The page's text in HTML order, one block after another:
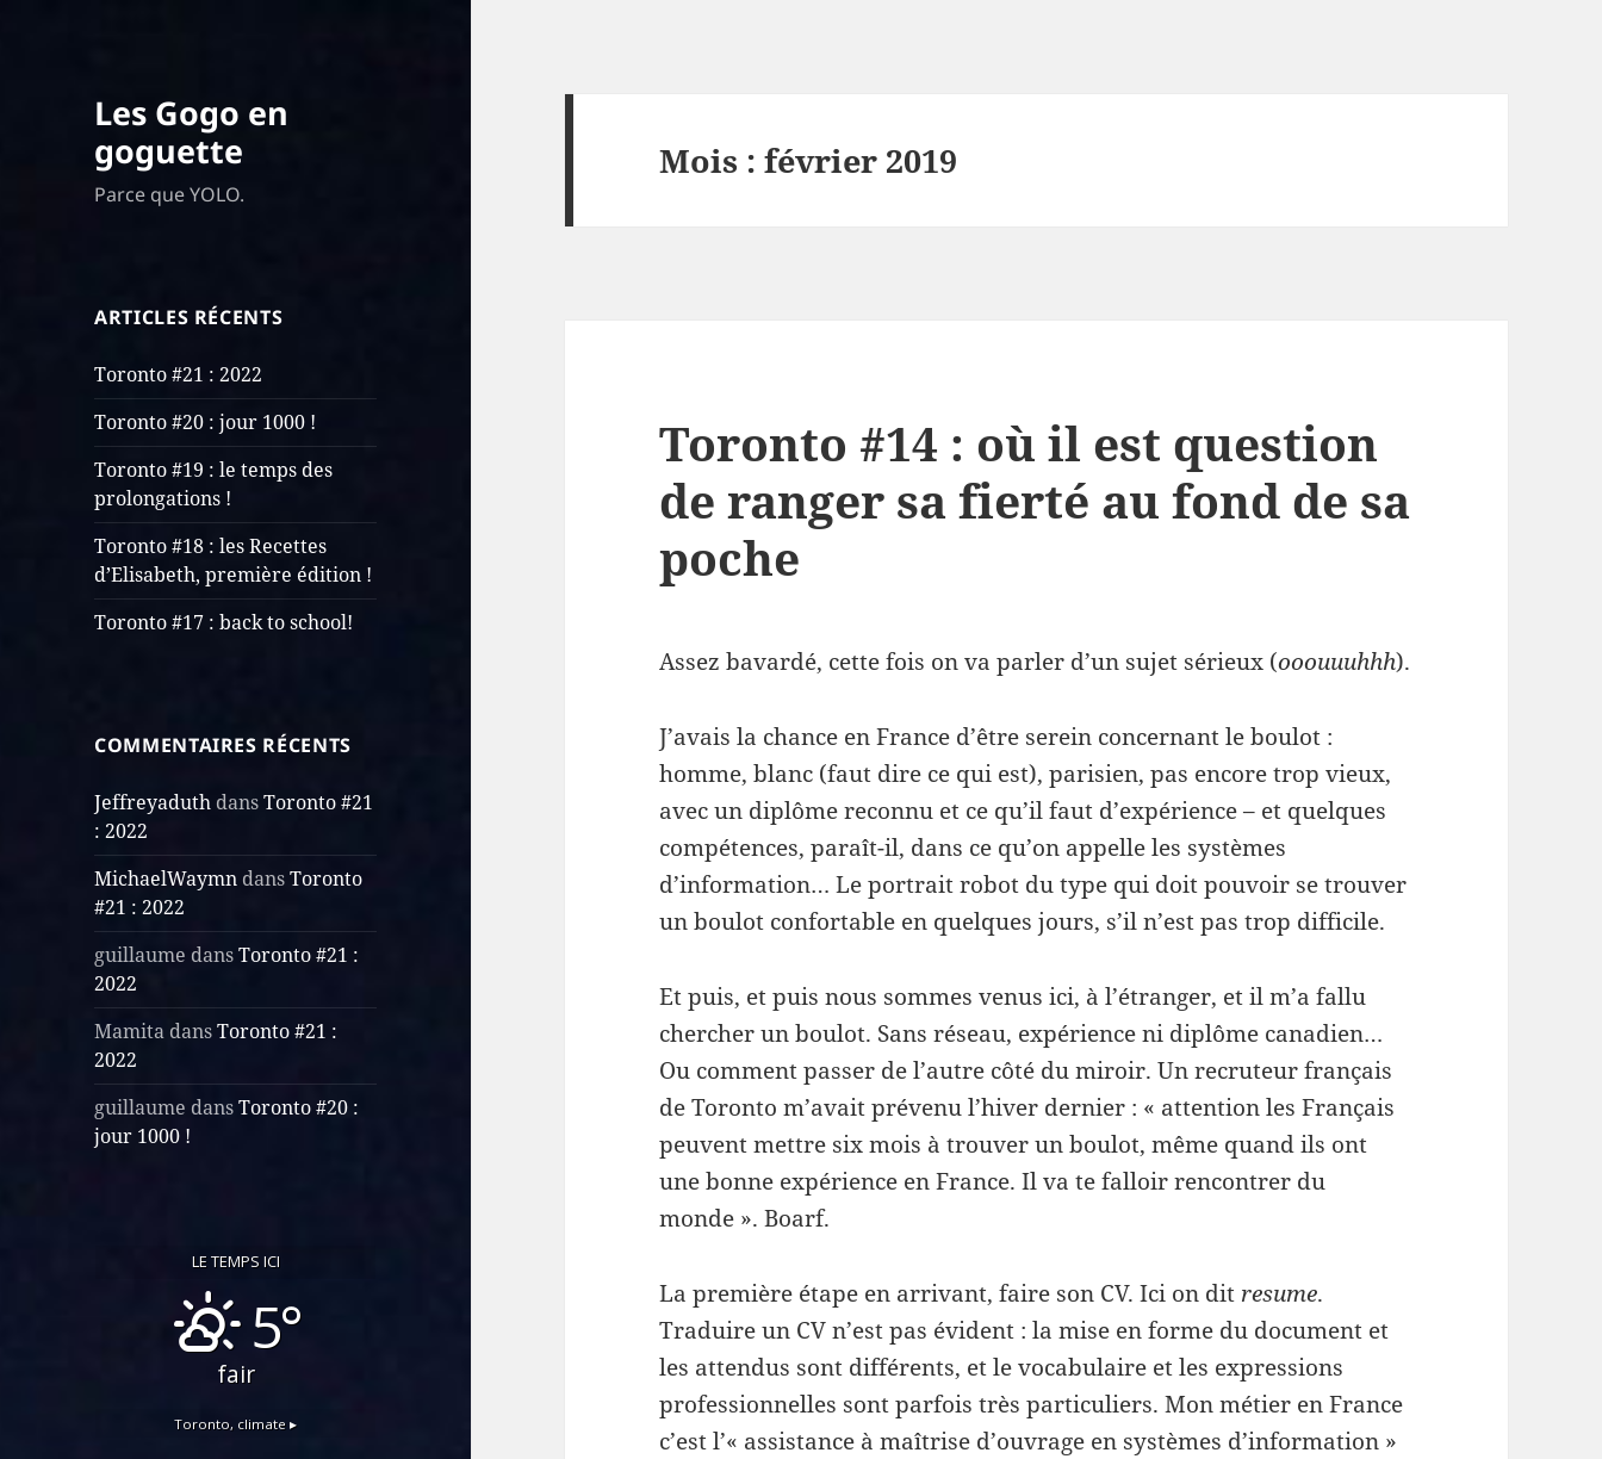
Les Gogo en
goguette
Parce que YOLO.
ARTICLES RÉCENTS
Toronto #21 : 2022
Toronto #20 : jour 1000 !
Toronto #19 : le temps des
prolongations !
Toronto #18 : les Recettes
d’Elisabeth, première édition !
Toronto #17 : back to school!
COMMENTAIRES RÉCENTS
Jeffreyaduth dansToronto #21
: 2022
MichaelWaymn dansToronto
#21 : 2022
guillaume dansToronto #21 :
2022
Mamita dansToronto #21 :
2022
guillaume dansToronto #20 :
jour 1000 !
LE TEMPS ICI
5°
fair
Toronto, climate ▸
Mois :février 2019
Toronto #14 : où il est question
de ranger sa fierté au fond de sa
poche
Assez bavardé, cette fois on va parler d’un sujet sérieux (ooouuuhhh).
J’avais la chance en France d’être serein concernant le boulot :
homme, blanc (faut dire ce qui est), parisien, pas encore trop vieux,
avec un diplôme reconnu et ce qu’il faut d’expérience – et quelques
compétences, paraît-il, dans ce qu’on appelle les systèmes
d’information… Le portrait robot du type qui doit pouvoir se trouver
un boulot confortable en quelques jours, s’il n’est pas trop difficile.
Et puis, et puis nous sommes venus ici, à l’étranger, et il m’a fallu
chercher un boulot. Sans réseau, expérience ni diplôme canadien…
Ou comment passer de l’autre côté du miroir. Un recruteur français
de Toronto m’avait prévenu l’hiver dernier : « attention les Français
peuvent mettre six mois à trouver un boulot, même quand ils ont
une bonne expérience en France. Il va te falloir rencontrer du
monde ». Boarf.
La première étape en arrivant, faire son CV. Ici on dit resume.
Traduire un CV n’est pas évident : la mise en forme du document et
les attendus sont différents, et le vocabulaire et les expressions
professionnelles sont parfois très particuliers. Mon métier en France
c’est l’« assistance à maîtrise d’ouvrage en systèmes d’information »